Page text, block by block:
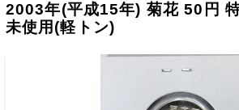
2003年(平成15年) 菊花 50円
未使用(軽トン)